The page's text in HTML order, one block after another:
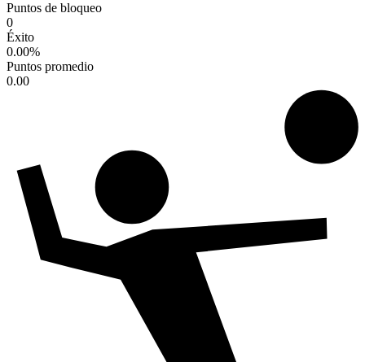
Puntos de bloqueo
0
Éxito
0.00%
Puntos promedio
0.00